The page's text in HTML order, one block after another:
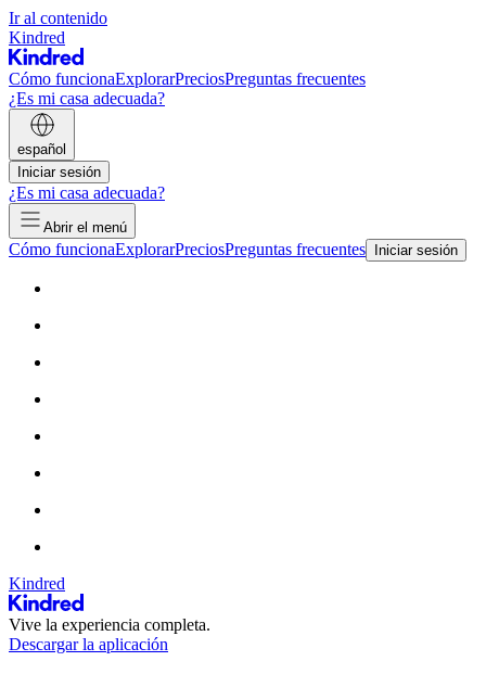
Ir al contenido
Kindred
Cómo funcionaExplorarPreciosPreguntas frecuentes
¿Es mi casa adecuada?
español
Iniciar sesión
¿Es mi casa adecuada?
Abrir el menú
Cómo funcionaExplorarPreciosPreguntas frecuentes Iniciar sesión
Kindred
Vive la experiencia completa.
Descargar la aplicación